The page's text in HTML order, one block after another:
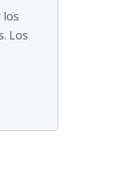
los
Los